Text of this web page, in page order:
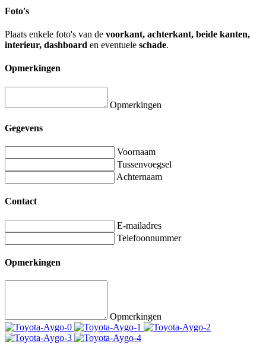
Foto's
Plaats enkele foto's van de voorkant, achterkant, beide kanten,
interieur, dashboard en eventuele schade.
Opmerkingen
Opmerkingen
Gegevens
Voornaam
Tussenvoegsel
Achternaam
Contact
E-mailadres
Telefoonnummer
Opmerkingen
Opmerkingen